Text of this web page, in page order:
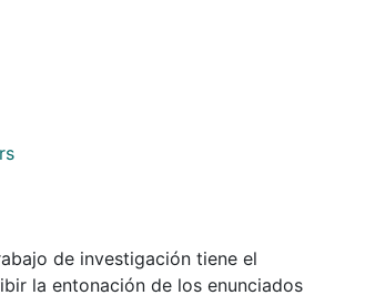
de investigación tiene el
la entonación de los enunciados